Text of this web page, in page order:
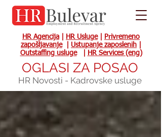
HR Agencija HR Usluge|
Privremeno
zapošljavanje| Ustupanje zaposlenih
Outstaffing usluge| HR Services (eng)
OGLASI ZA POSAO
HR Novosti - Kadrovske usluge